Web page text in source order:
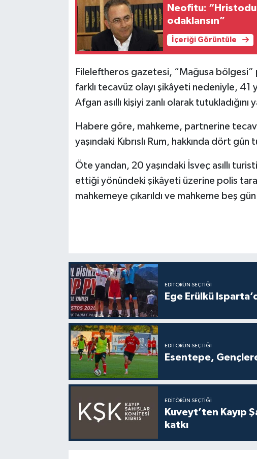
Neofitu:
odaklansın”
İçeriği Görüntüle
Fileleftheros gazetesi, “Mağusa bölgesi”
farklı tecavüz olayı şikâyeti nedeniyle, 41
Afgan asıllı kişiyi zanlı olarak tutukladığını
Habere göre, mahkeme, partnerine
yaşındaki Kıbrıslı Rum, hakkında dört
Öte yandan, 20 yaşındaki İsveç asıllı
ettiği yönündeki şikâyeti üzerine polis
mahkemeye çıkarıldı ve mahkeme beş
EDITÖRÜN SEÇTIĞI
Ege Erülkü
EDITÖRÜN SEÇTIĞI
Esentepe,
EDITÖRÜN SEÇTIĞI
Kuveyt’ten Kayıp
katkı